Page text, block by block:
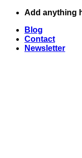
Skip
content
Add anything
Blog
Contact
Newsletter